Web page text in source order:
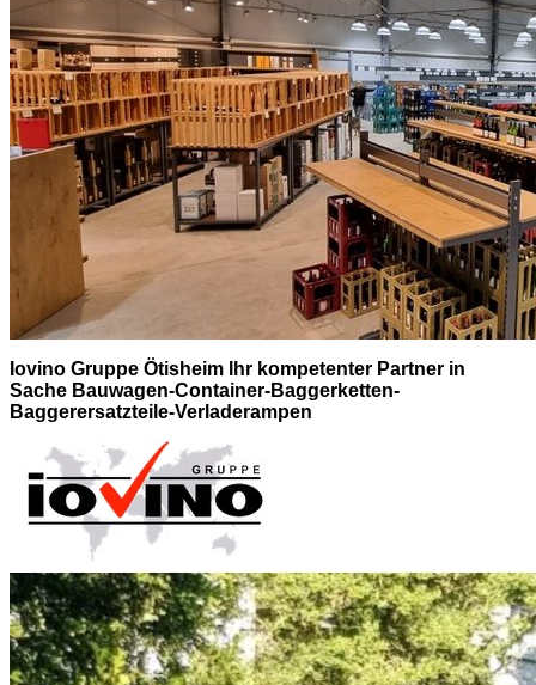
Iovino Gruppe Ötisheim Ihr kompetenter Partner in
Sache Bauwagen-Container-Baggerketten-
Baggerersatzteile-Verladerampen